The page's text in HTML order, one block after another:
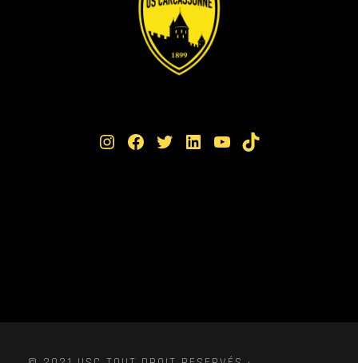
Instagram Facebook Twitter LinkedIn YouTube TikTok